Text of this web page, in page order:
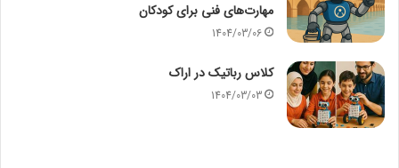
مهارت‌های فنی برای کودکان
1404/03/06
کلاس رباتیک در اراک
1404/03/03